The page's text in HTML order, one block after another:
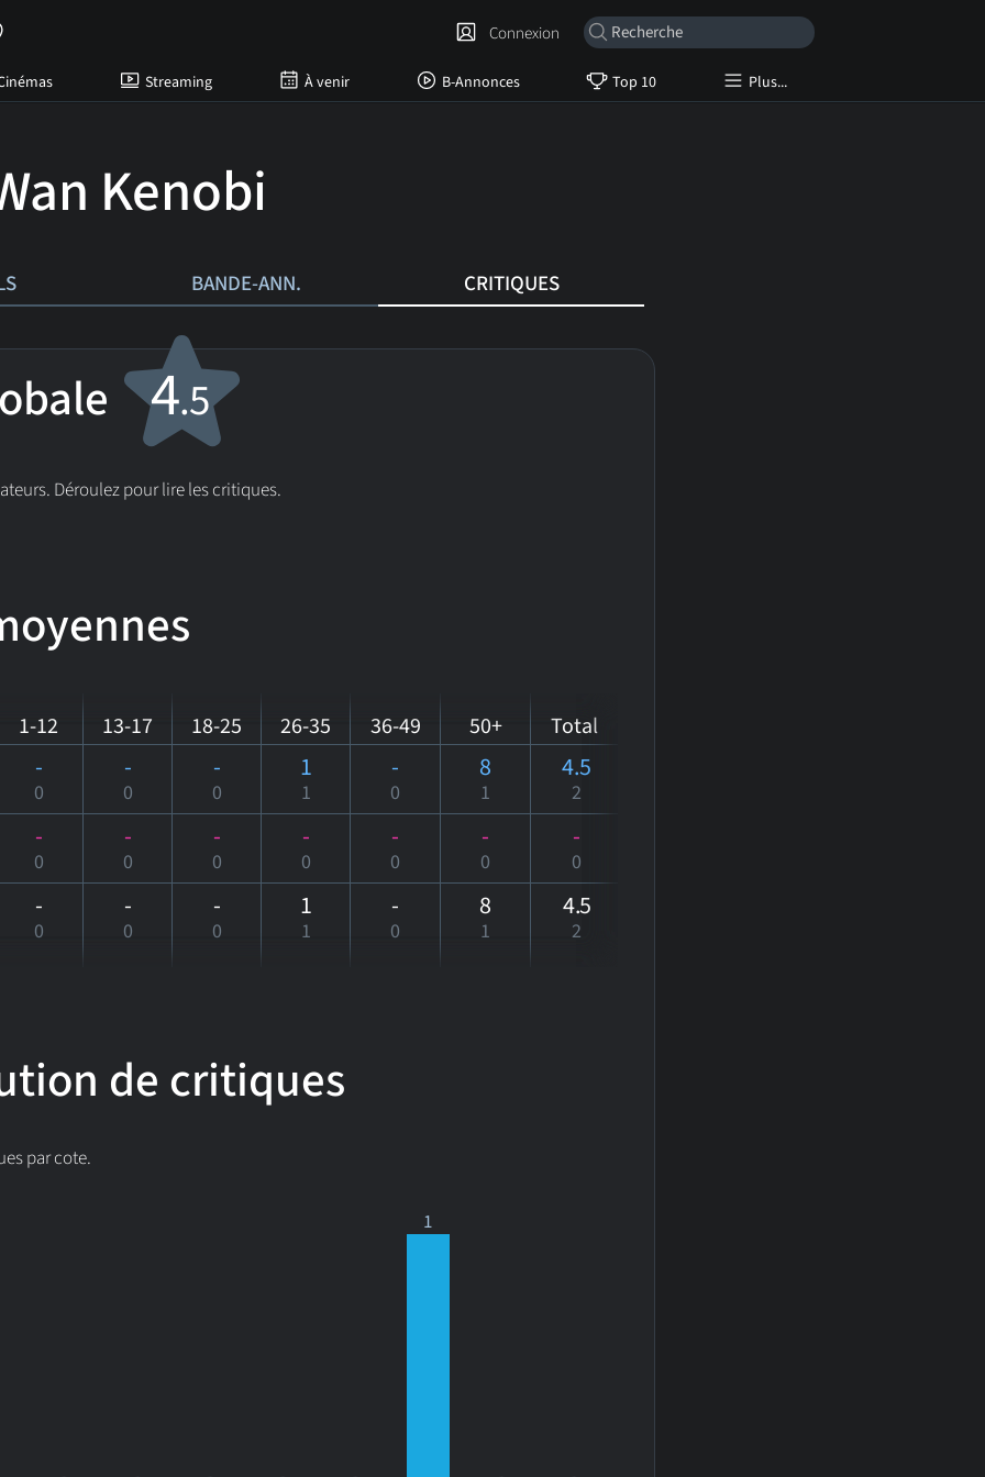
Streaming À venir B-Annonces Top 10 Plus...
Connexion
Kenobi
BANDE-ANN. CRITIQUES
4.5
Déroulez pour lire les critiques.
1-12 13-17 18-25 26-35 36-49 50+ Total
-
0
-
0
-
0
1
1
-
0
8
1
4.5
2
-
0
-
0
-
0
-
0
-
0
-
0
-
0
-
0
-
0
-
0
1
1
-
0
8
1
4.5
2
de critiques
par cote.
1